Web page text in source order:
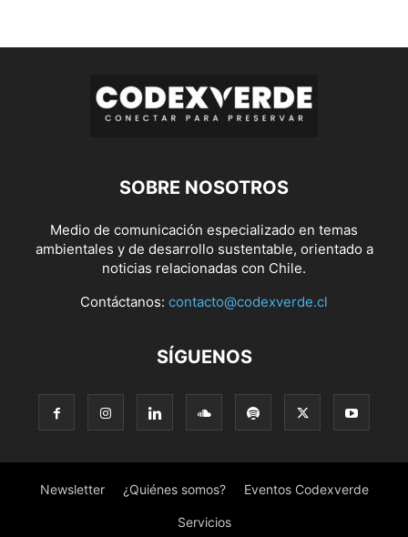
SOBRE NOSOTROS
Medio de comunicación especializado en temas
ambientales y de desarrollo sustentable, orientado a
noticias relacionadas con Chile.
Contáctanos: contacto@codexverde.cl
SÍGUENOS
Newsletter ¿Quiénes somos? Eventos Codexverde
Servicios